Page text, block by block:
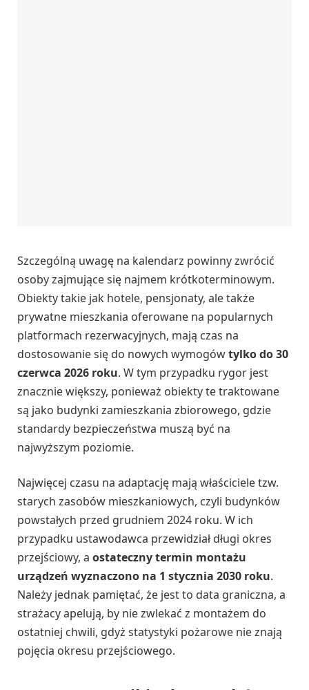
Szczególną uwagę na kalendarz powinny zwrócić
osoby zajmujące się najmem krótkoterminowym.
Obiekty takie jak hotele, pensjonaty, ale także
prywatne mieszkania oferowane na popularnych
platformach rezerwacyjnych, mają czas na
dostosowanie się do nowych wymogówtylko do 30
czerwca 2026 roku. W tym przypadku rygor jest
znacznie większy, ponieważ obiekty te traktowane
są jako budynki zamieszkania zbiorowego, gdzie
standardy bezpieczeństwa muszą być na
najwyższym poziomie.
Najwięcej czasu na adaptację mają właściciele tzw.
starych zasobów mieszkaniowych, czyli budynków
powstałych przed grudniem 2024 roku. W ich
przypadku ustawodawca przewidział długi okres
przejściowy, a ostateczny termin montażu
urządzeń wyznaczono na 1 stycznia 2030 roku.
Należy jednak pamiętać, że jest to data graniczna, a
strażacy apelują, by nie zwlekać z montażem do
ostatniej chwili, gdyż statystyki pożarowe nie znają
pojęcia okresu przejściowego.